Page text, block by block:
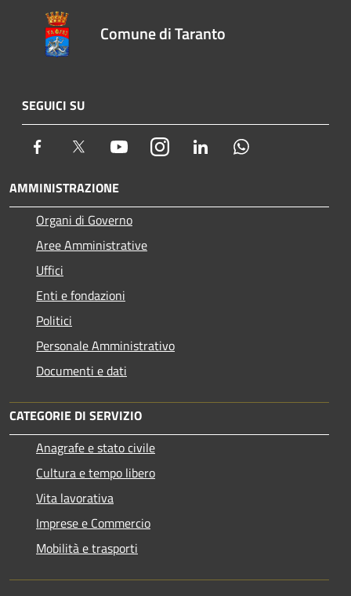
Comune di Taranto
SEGUICI SU
Facebook Twitter YoutubeInstagram LinkedIn
AMMINISTRAZIONE
Organi di Governo
Aree Amministrative
Uffici
Enti e fondazioni
Politici
Personale Amministrativo
Documenti e dati
CATEGORIE DI SERVIZIO
Anagrafe e stato civile
Cultura e tempo libero
Vita lavorativa
Imprese e Commercio
Mobilità e trasporti